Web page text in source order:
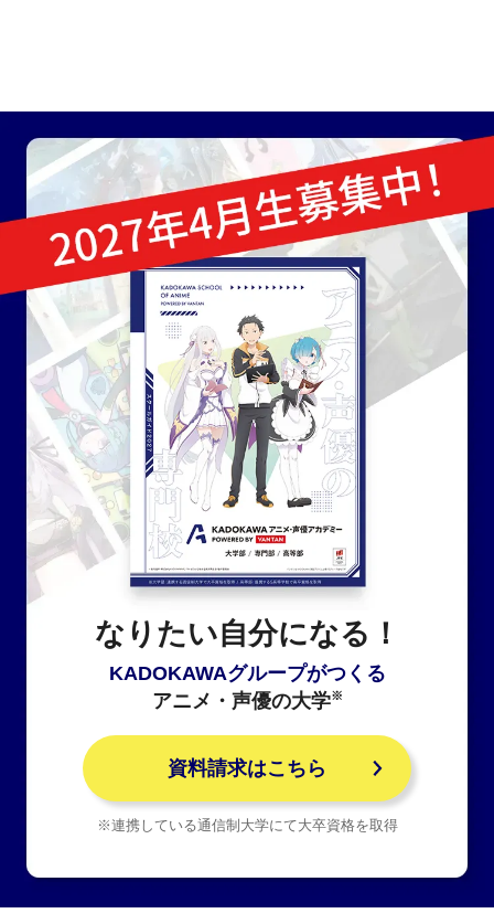
なりたい自分になる！
KADOKAWAグループがつくる
アニメ・声優の大学※
資料請求はこちら
※連携している通信制大学にて大卒資格を取得